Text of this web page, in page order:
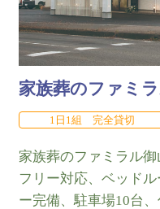
家族葬のファミ
1日1組 完全貸切
家族葬のファミラル
フリー対応、ベッド
ー完備、駐車場10台